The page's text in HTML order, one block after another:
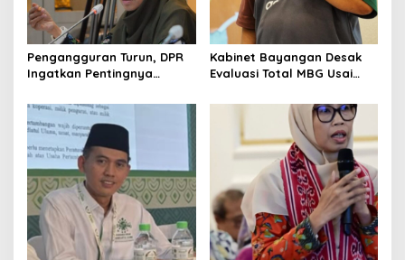
i
o
n
Pengangguran Turun, DPR
Ingatkan Pentingnya
yang Layak
Kabinet Bayangan Desak
Evaluasi Total MBG Usai
Massal